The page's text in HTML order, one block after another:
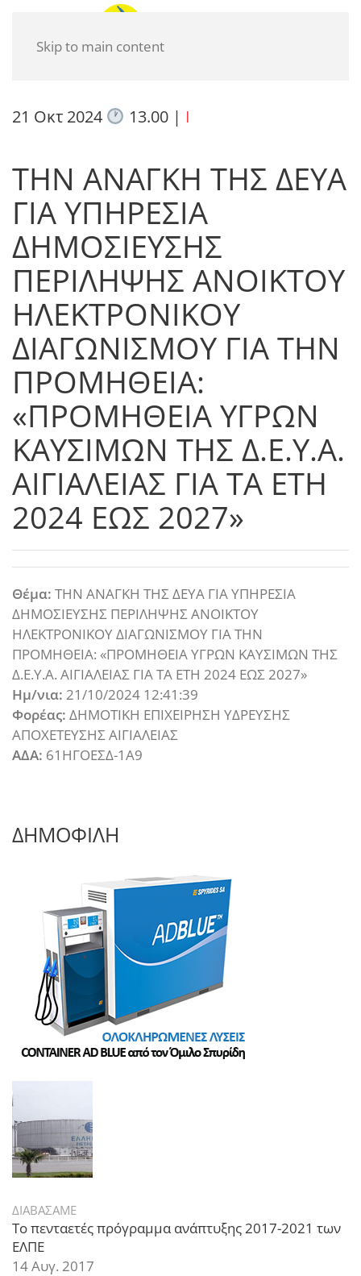
Skip to main content
21 Οκτ 2024 13.00| I
ΤΗΝ ΑΝΑΓΚΗ ΤΗΣ ΔΕΥΑ
ΓΙΑ ΥΠΗΡΕΣΙΑ
ΔΗΜΟΣΙΕΥΣΗΣ
ΠΕΡΙΛΗΨΗΣ ΑΝΟΙΚΤΟΥ
ΗΛΕΚΤΡΟΝΙΚΟΥ
ΔΙΑΓΩΝΙΣΜΟΥ ΓΙΑ ΤΗΝ
ΠΡΟΜΗΘΕΙΑ:
«ΠΡΟΜΗΘΕΙΑ ΥΓΡΩΝ
ΚΑΥΣΙΜΩΝ ΤΗΣ Δ.Ε.Υ.Α.
ΑΙΓΙΑΛΕΙΑΣ ΓΙΑ ΤΑ ΕΤΗ
2024 ΕΩΣ 2027»
Θέμα: ΤΗΝ ΑΝΑΓΚΗ ΤΗΣ ΔΕΥΑ ΓΙΑ ΥΠΗΡΕΣΙΑ
ΔΗΜΟΣΙΕΥΣΗΣ ΠΕΡΙΛΗΨΗΣ ΑΝΟΙΚΤΟΥ
ΗΛΕΚΤΡΟΝΙΚΟΥ ΔΙΑΓΩΝΙΣΜΟΥ ΓΙΑ ΤΗΝ
ΠΡΟΜΗΘΕΙΑ: «ΠΡΟΜΗΘΕΙΑ ΥΓΡΩΝ ΚΑΥΣΙΜΩΝ ΤΗΣ
Δ.Ε.Υ.Α. ΑΙΓΙΑΛΕΙΑΣ ΓΙΑ ΤΑ ΕΤΗ 2024 ΕΩΣ 2027»
Ημ/νια: 21/10/2024 12:41:39
Φορέας: ΔΗΜΟΤΙΚΗ ΕΠΙΧΕΙΡΗΣΗ ΥΔΡΕΥΣΗΣ
ΑΠΟΧΕΤΕΥΣΗΣ ΑΙΓΙΑΛΕΙΑΣ
ΑΔΑ: 61ΗΓΟΕΣΔ-1Α9
ΔΗΜΟΦΙΛΗ
ΔΙΑΒΑΣΑΜΕ
Το πενταετές πρόγραμμα ανάπτυξης 2017-2021 των
ΕΛΠΕ
14 Αυγ. 2017